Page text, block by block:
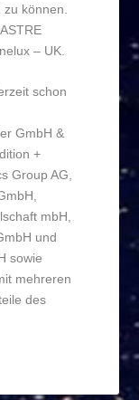
können.
– UK.
schon
GmbH &
+
Group AG,
mbH,
und
sowie
mehreren
des